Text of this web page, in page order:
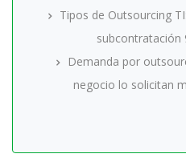
Tipos de Outsourcing
subcontratación
Demanda por
negocio lo solicitan